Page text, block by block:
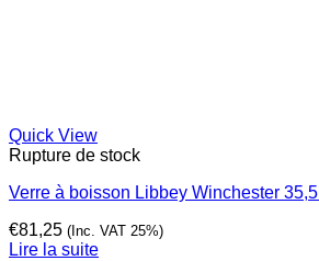
Quick View
Rupture de stock
Verre à boisson Libbey Winchester
€81,25 (Inc. VAT 25%)
Lire la suite